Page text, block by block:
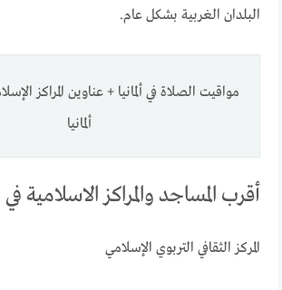
البلدان الغربية بشكل عام.
مواقيت الصلاة في ألمانيا + عناوين المراكز
ألمانيا
أقرب المساجد والمراكز الاسلامية
المركز الثقافي التربوي الإسلامي